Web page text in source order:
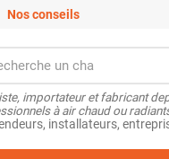
Nos conseils
importateur et fabricant
à air chaud ou
installateurs,